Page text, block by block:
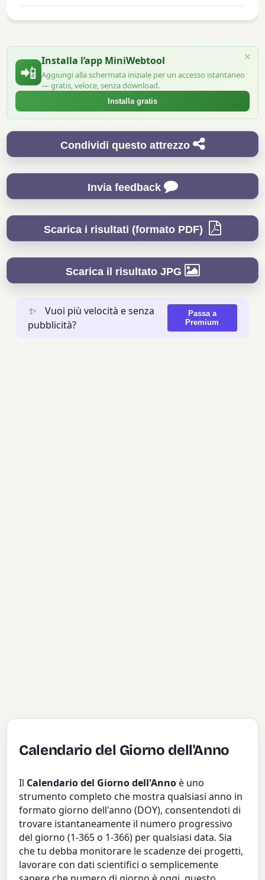
📲
Installa l’app MiniWebtool
Aggiungi alla schermata iniziale per un accesso istantaneo
— gratis, veloce, senza download.
Installa gratis
×
Condividi questo attrezzo
Invia feedback
Scarica i risultati (formato PDF)
Scarica il risultato JPG
✨
Vuoi più velocità e senza
pubblicità?
Passa a
Premium
Calendario del Giorno dell'Anno
Il Calendario del Giorno dell'Annoè uno
strumento completo che mostra qualsiasi anno in
formato giorno dell'anno (DOY), consentendoti di
trovare istantaneamente il numero progressivo
del giorno (1-365 o 1-366) per qualsiasi data. Sia
che tu debba monitorare le scadenze dei progetti,
lavorare con dati scientifici o semplicemente